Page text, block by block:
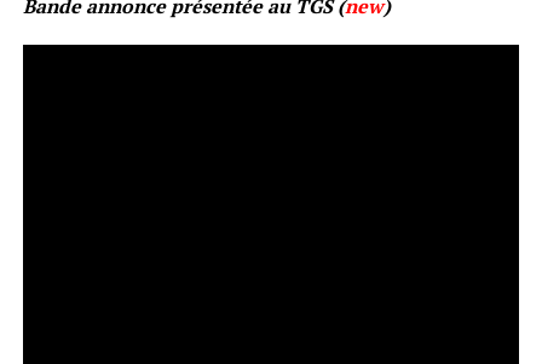
Bande annonce présentée au TGS (new)